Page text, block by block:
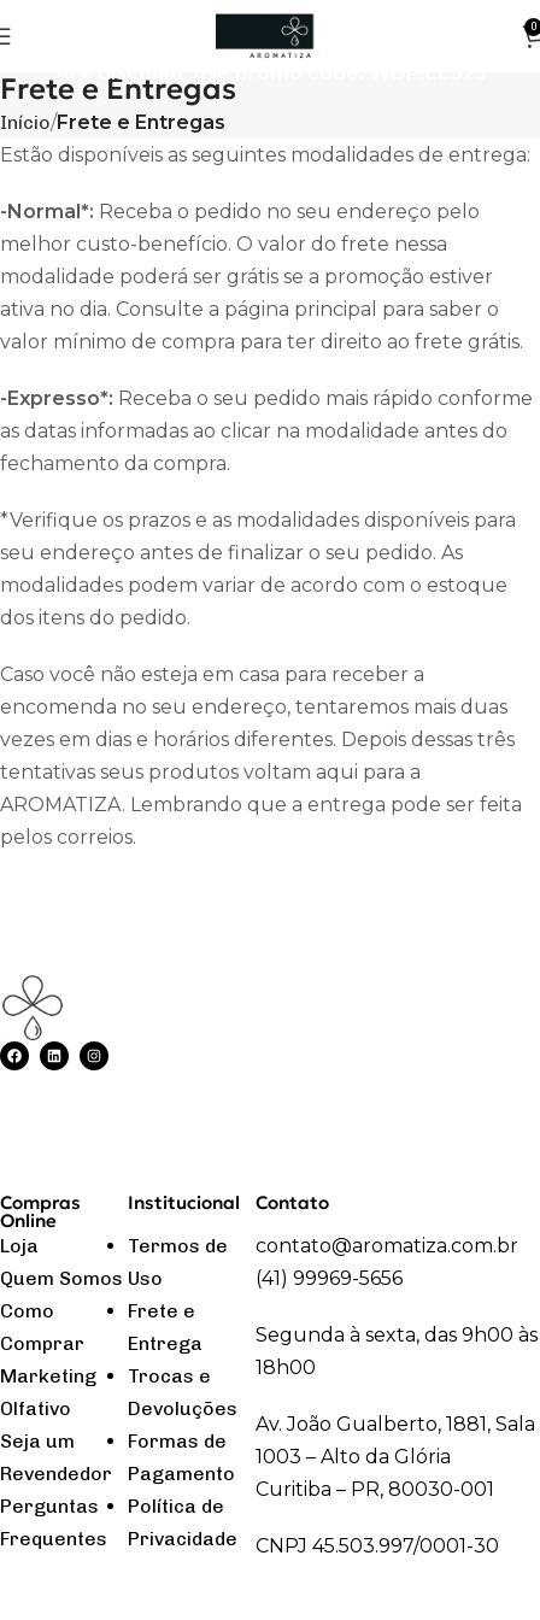
0
Frete e Entregas
Início Frete e Entregas
Estão disponíveis as seguintes modalidades de entrega:
-Normal*: Receba o pedido no seu endereço pelo
melhor custo-benefício. O valor do frete nessa
modalidade poderá ser grátis se a promoção estiver
ativa no dia. Consulte a página principal para saber o
valor mínimo de compra para ter direito ao frete grátis.
-Expresso*: Receba o seu pedido mais rápido conforme
as datas informadas ao clicar na modalidade antes do
fechamento da compra.
*Verifique os prazos e as modalidades disponíveis para
seu endereço antes de finalizar o seu pedido. As
modalidades podem variar de acordo com o estoque
dos itens do pedido.
Caso você não esteja em casa para receber a
encomenda no seu endereço, tentaremos mais duas
vezes em dias e horários diferentes. Depois dessas três
tentativas seus produtos voltam aqui para a
AROMATIZA. Lembrando que a entrega pode ser feita
pelos correios.
Compras
Online
Loja
Quem Somos
Como
Comprar
Marketing
Olfativo
Seja um
Revendedor
Perguntas
Frequentes
Institucional
Termos de
Uso
Frete e
Entrega
Trocas e
Devoluções
Formas de
Pagamento
Política de
Privacidade
Contato
contato@aromatiza.com.br
(41) 99969-5656
Segunda à sexta, das 9h00 às
18h00
Av. João Gualberto, 1881, Sala
1003 – Alto da Glória
Curitiba – PR, 80030-001
CNPJ 45.503.997/0001-30